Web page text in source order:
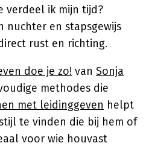
verdeel ik mijn tijd?
nuchter en stapsgewijs
rust en richting.
doe je zo! van Sonja
methodes die
met leidinggeven helpt
te vinden die bij hem of
voor wie houvast